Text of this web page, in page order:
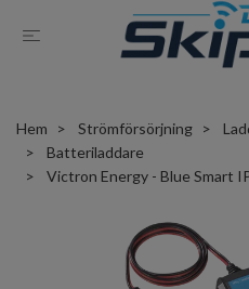
Hem Strömförsörjning
Batteriladdare
Victron Energy - Blue Smart